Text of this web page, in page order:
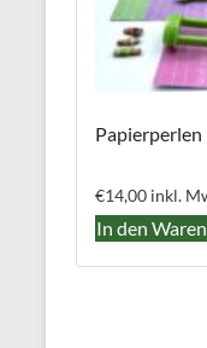
Papierperlen
€14,00 inkl.
In den